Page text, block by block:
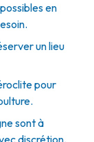
en
un lieu
pour
sont à
discrétion.